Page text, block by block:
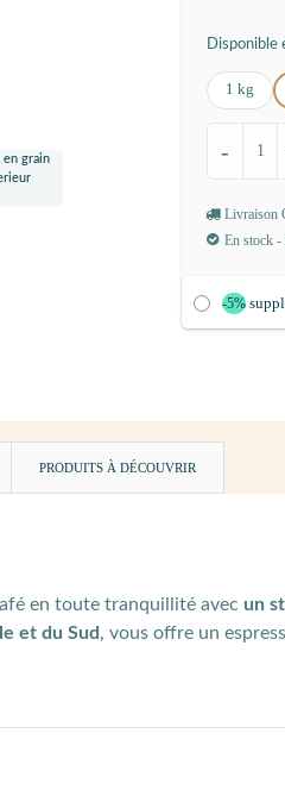
Disponible
1 kg
-
Livraison
En stock -
-5%
PRODUITS À DÉCOUVRIR
en toute tranquillité avec un
et du Sud , vous offre un